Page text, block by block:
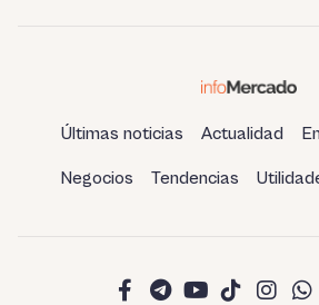
Últimas noticias Actualidad
Negocios Tendencias